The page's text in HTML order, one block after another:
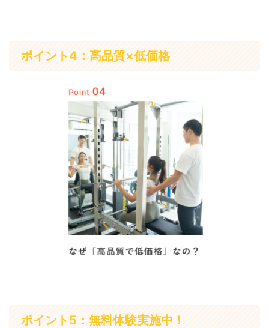
ポイント4：高品質×低価格
ポイント5：無料体験実施中！